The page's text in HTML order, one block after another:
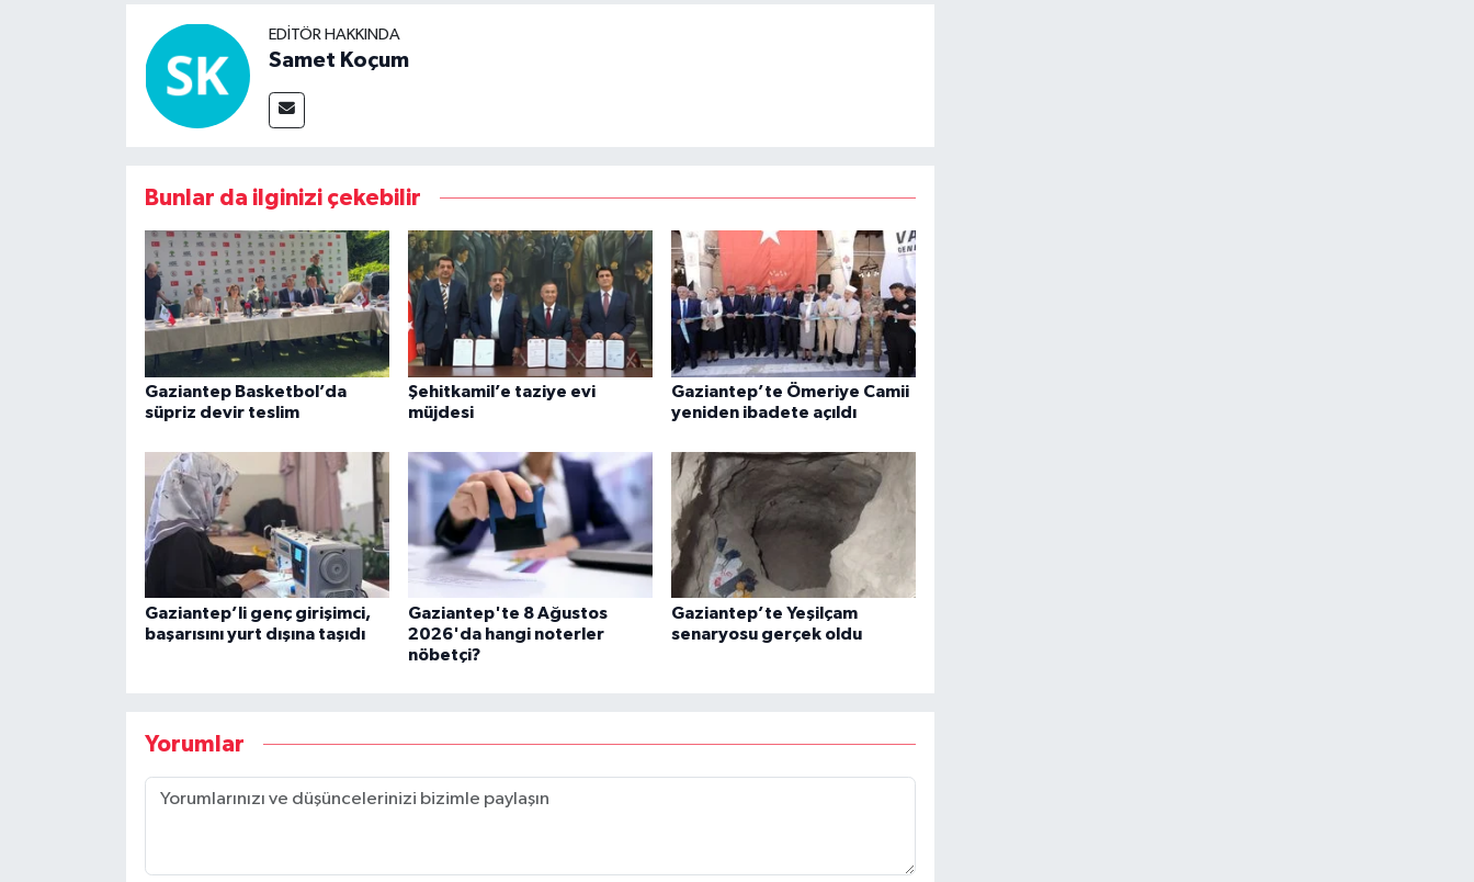
EDITÖR HAKKINDA
Samet Koçum
Bunlar da ilginizi çekebilir
Gaziantep Basketbol’da
süpriz devir teslim
Şehitkamil’e taziye evi
müjdesi
Gaziantep’te Ömeriye Camii
yeniden ibadete açıldı
Gaziantep’li genç girişimci,
başarısını yurt dışına taşıdı
Gaziantep'te 8 Ağustos
2026'da hangi noterler
nöbetçi?
Gaziantep’te Yeşilçam
senaryosu gerçek oldu
Yorumlar